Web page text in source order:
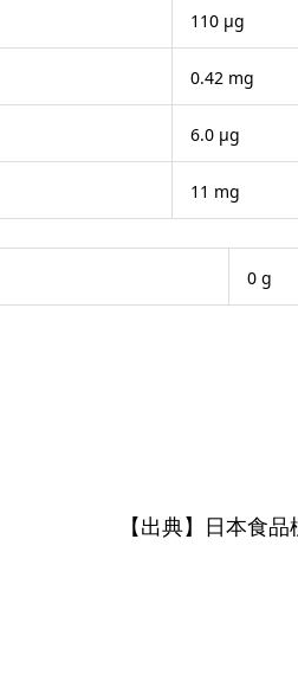
110 μg
0.42 mg
6.0 μg
11 mg
0 g
【出典】日本食